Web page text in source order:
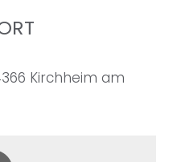
Kirchheim am